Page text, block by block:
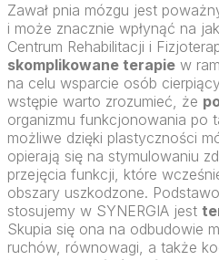
Zawał pnia mózgu jest
i może znacznie wpłynąć na
Centrum Rehabilitacji i
skomplikowane terapie w
na celu wsparcie osób
wstępie warto zrozumieć, że
organizmu funkcjonowania po
możliwe dzięki plastyczności
opierają się na stymulowaniu
przejęcia funkcji, które
obszary uszkodzone.
stosujemy w SYNERGIA jest
Skupia się ona na odbudowie
ruchów, równowagi, a także